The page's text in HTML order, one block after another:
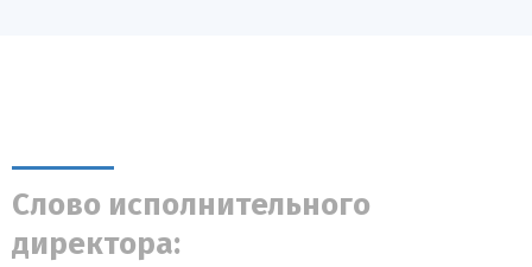
Слово исполнительного
директора: